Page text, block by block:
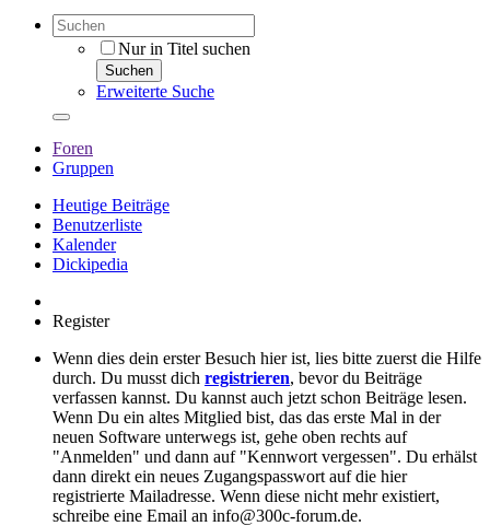
Nur in Titel suchen
Suchen
Erweiterte Suche
Foren
Gruppen
Heutige Beiträge
Benutzerliste
Kalender
Dickipedia
Register
Wenn dies dein erster Besuch hier ist, lies bitte zuerst die Hilfe
durch. Du musst dich registrieren, bevor du Beiträge
verfassen kannst. Du kannst auch jetzt schon Beiträge lesen.
Wenn Du ein altes Mitglied bist, das das erste Mal in der
neuen Software unterwegs ist, gehe oben rechts auf
"Anmelden" und dann auf "Kennwort vergessen". Du erhälst
dann direkt ein neues Zugangspasswort auf die hier
registrierte Mailadresse. Wenn diese nicht mehr existiert,
schreibe eine Email an info@300c-forum.de.